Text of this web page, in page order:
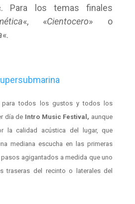
Para los temas finales
«, «Cientocero» o
«.
para todos los gustos y todos los
día de Intro Music Festival, aunque
la calidad acústica del lugar, que
mediana escucha en las primeras
agigantados a medida que uno
traseras del recinto o laterales del